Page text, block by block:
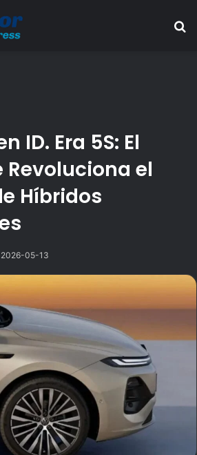
ID. Era 5S: El
Revoluciona el
Híbridos
2026-05-13